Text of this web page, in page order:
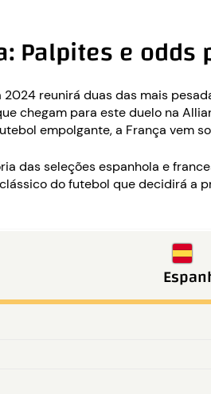
Palpites e
reunirá duas das mais
chegam para este duelo na
empolgante, a França vem
das seleções espanhola e
do futebol que decidirá a